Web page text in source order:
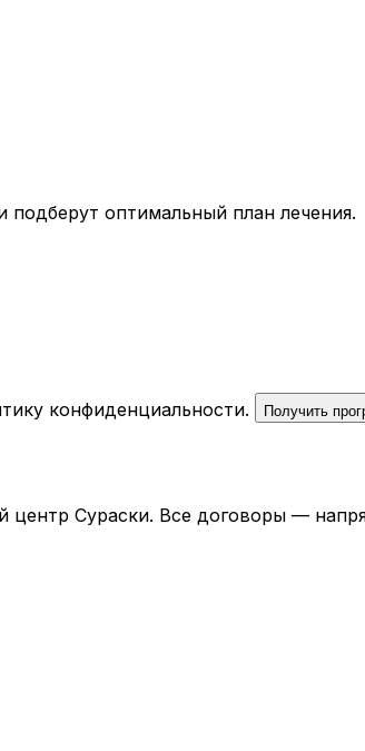
оптимальный план лечения.
конфиденциальности. Получить
Сураски. Все договоры —